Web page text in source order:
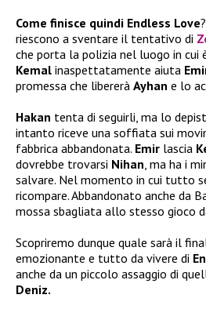
Come finisce quindi Endless Love?
riescono a sventare il tentativo di
che porta la polizia nel luogo in cui
Kemal inaspettatamente aiuta
promessa che libererà Ayhan e lo
Hakan tenta di seguirli, ma lo
intanto riceve una soffiata sui
fabbrica abbandonata. Emir lascia
dovrebbe trovarsi Nihan , ma ha i
salvare. Nel momento in cui tutto
ricompare. Abbandonato anche da
mossa sbagliata allo stesso gioco
Scopriremo dunque quale sarà il
emozionante e tutto da vivere di
anche da un piccolo assaggio di
Deniz.